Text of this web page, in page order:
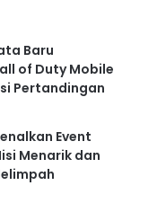
Baru
of Duty Mobile
Pertandingan
Event
Menarik dan